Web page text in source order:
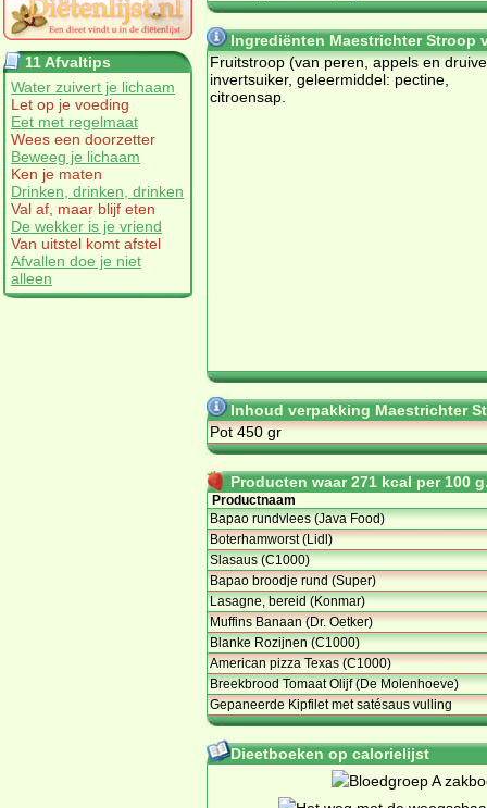
11 Afvaltips
Water zuivert je lichaam
Let op je voeding
Eet met regelmaat
Wees een doorzetter
Beweeg je lichaam
Ken je maten
Drinken, drinken, drinken
Val af, maar blijf eten
De wekker is je vriend
Van uitstel komt afstel
Afvallen doe je niet
alleen
Ingrediënten Maestrichter Stroop
Fruitstroop (van peren, appels en
invertsuiker, geleermiddel: pectine,
citroensap.
Inhoud verpakking Maestrichter
Pot 450 gr
Producten waar 271 kcal per 100
Productnaam
Bapao rundvlees (Java Food)
Boterhamworst (Lidl)
Slasaus (C1000)
Bapao broodje rund (Super)
Lasagne, bereid (Konmar)
Muffins Banaan (Dr. Oetker)
Blanke Rozijnen (C1000)
American pizza Texas (C1000)
Breekbrood Tomaat Olijf (De Molenhoeve)
Gepaneerde Kipfilet met satésaus vulling
Dieetboeken op calorielijst